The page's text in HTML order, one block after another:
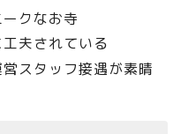
クなお寺
夫されている
スタッフ接遇が素晴